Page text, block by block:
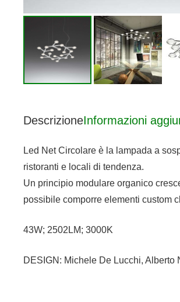
DescrizioneInformazioni
Led Net Circolare è la lampada a
ristoranti e locali di tendenza.
Un principio modulare organico
possibile comporre elementi custom
43W; 2502LM; 3000K
DESIGN: Michele De Lucchi, Alberto